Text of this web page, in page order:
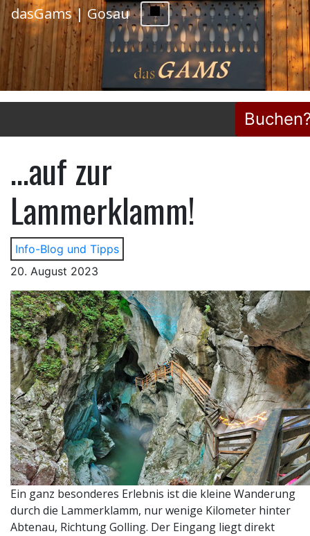
dasGams | Gosau
...auf zur
Lammerklamm!
Info-Blog und Tipps
20. August 2023
Ein ganz besonderes Erlebnis ist die kleine Wanderung
durch die Lammerklamm, nur wenige Kilometer hinter
Abtenau, Richtung Golling. Der Eingang liegt direkt